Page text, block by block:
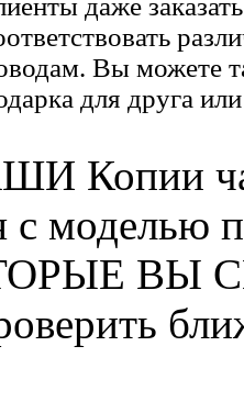
даже
Вы можете
для друга
Копии
с
ВЫ